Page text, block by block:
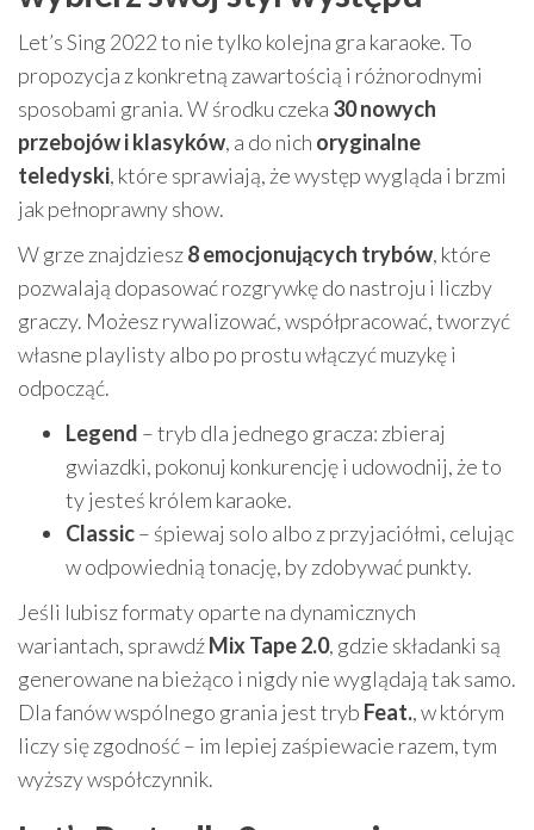
Let’s Sing 2022 to nie tylko kolejna gra karaoke. To
propozycja z konkretną zawartością i różnorodnymi
sposobami grania. W środku czeka 30 nowych
przebojów i klasyków, a do nich oryginalne
teledyski, które sprawiają, że występ wygląda i brzmi
jak pełnoprawny show.
W grze znajdziesz8 emocjonujących trybów, które
pozwalają dopasować rozgrywkę do nastroju i liczby
graczy. Możesz rywalizować, współpracować, tworzyć
własne playlisty albo po prostu włączyć muzykę i
odpocząć.
Legend – tryb dla jednego gracza: zbieraj
gwiazdki, pokonuj konkurencję i udowodnij, że to
ty jesteś królem karaoke.
Classic– śpiewaj solo albo z przyjaciółmi, celując
w odpowiednią tonację, by zdobywać punkty.
Jeśli lubisz formaty oparte na dynamicznych
wariantach, sprawdźMix Tape 2.0, gdzie składanki są
generowane na bieżąco i nigdy nie wyglądają tak samo.
Dla fanów wspólnego grania jest tryb Feat., w którym
liczy się zgodność – im lepiej zaśpiewacie razem, tym
wyższy współczynnik.